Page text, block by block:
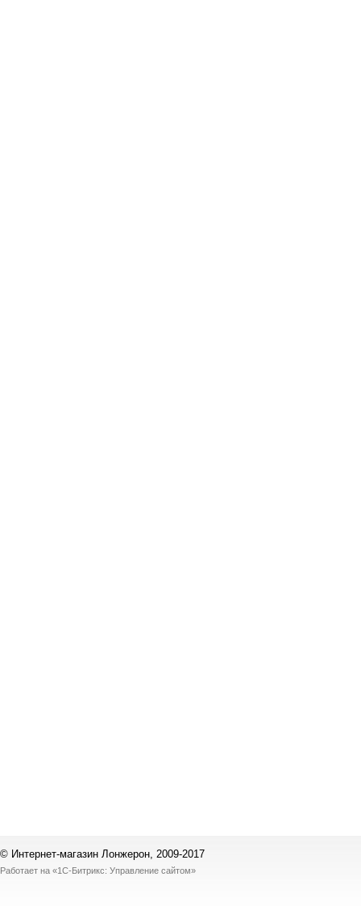
© Интернет-магазин Лонжерон, 2009-2017
Работает на «1С-Битрикс: Управление сайтом»